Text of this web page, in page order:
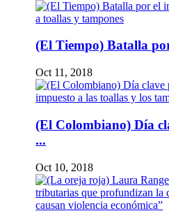
(El Tiempo) Batalla
Oct 11, 2018
(El Colombiano) Día
...
Oct 10, 2018